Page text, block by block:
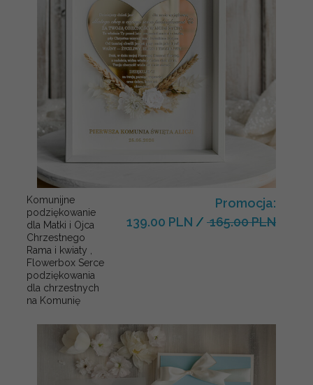
Komunijne
podziękowanie
dla Matki i Ojca
Chrzestnego
Rama i kwiaty ,
Flowerbox Serce
podziękowania
dla chrzestnych
na Komunię
Promocja:
139.00 PLN / 165.00 PLN